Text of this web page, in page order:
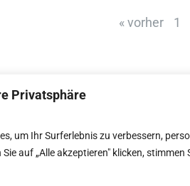
Privatsphäre
um Ihr Surferlebnis zu verbessern,
auf „Alle akzeptieren" klicken,
« vorher 1